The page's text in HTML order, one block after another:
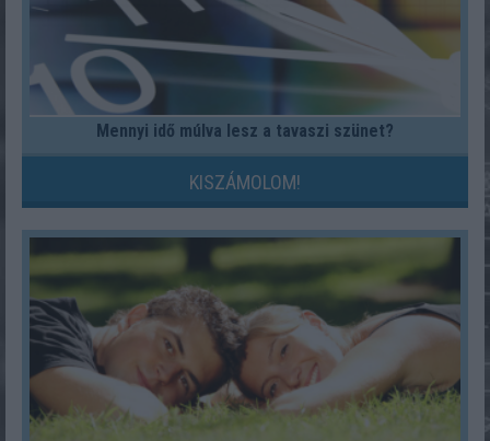
Mennyi idő múlva lesz a tavaszi szünet?
KISZÁMOLOM!